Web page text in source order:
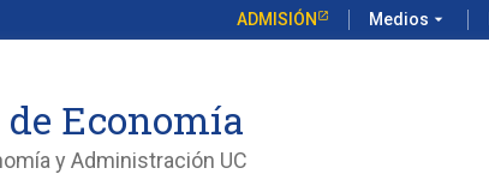
ADMISIÓN Medios arrow_drop_down
Economía
y Administración UC